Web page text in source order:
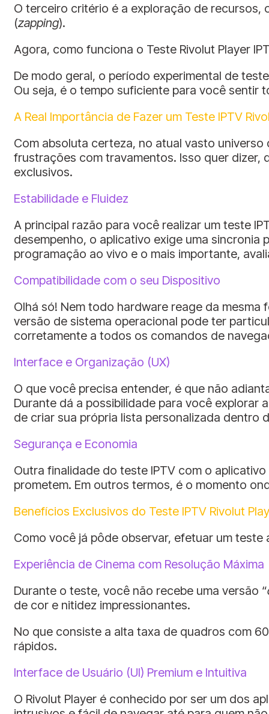
O terceiro critério é a exploração de recursos,
(zapping).
Agora, como funciona o Teste Rivolut Player
De modo geral, o período experimental de
Ou seja, é o tempo suficiente para você
A Real Importância de Fazer um Teste IPTV
Com absoluta certeza, no atual vasto
frustrações com travamentos. Isso quer dizer,
exclusivos.
Estabilidade e Fluidez
A principal razão para você realizar um teste
desempenho, o aplicativo exige uma
programação ao vivo e o mais importante,
Compatibilidade com o seu Dispositivo
Olhá só! Nem todo hardware reage da mesma
versão de sistema operacional pode ter
corretamente a todos os comandos de
Interface e Organização (UX)
O que você precisa entender, é que não
Durante dá a possibilidade para você
de criar sua própria lista personalizada dentro
Segurança e Economia
Outra finalidade do teste IPTV com o
prometem. Em outros termos, é o momento
Benefícios Exclusivos do Teste IPTV Rivolut
Como você já pôde observar, efetuar um
Experiência de Cinema com Resolução Máxima
Durante o teste, você não recebe uma versão “
de cor e nitidez impressionantes.
No que consiste a alta taxa de quadros com
rápidos.
Interface de Usuário (UI) Premium e Intuitiva
O Rivolut Player é conhecido por ser um dos